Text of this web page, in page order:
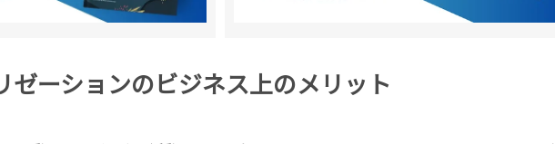
ゼーションのビジネス上のメリット